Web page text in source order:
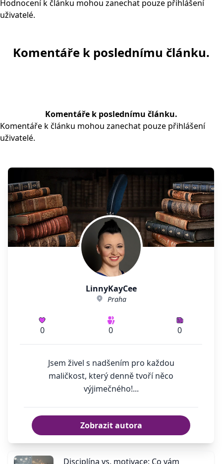
Hodnocení k článku mohou zanechat pouze přihlášení
uživatelé.
Komentáře k poslednímu článku.
Komentáře k poslednímu článku.
Komentáře k článku mohou zanechat pouze přihlášení
uživatelé.
LinnyKayCee
Praha
0 0 0
Jsem živel s nadšením pro každou
maličkost, který denně tvoří něco
výjimečného!...
Zobrazit autora
Disciplína vs. motivace: Co vám